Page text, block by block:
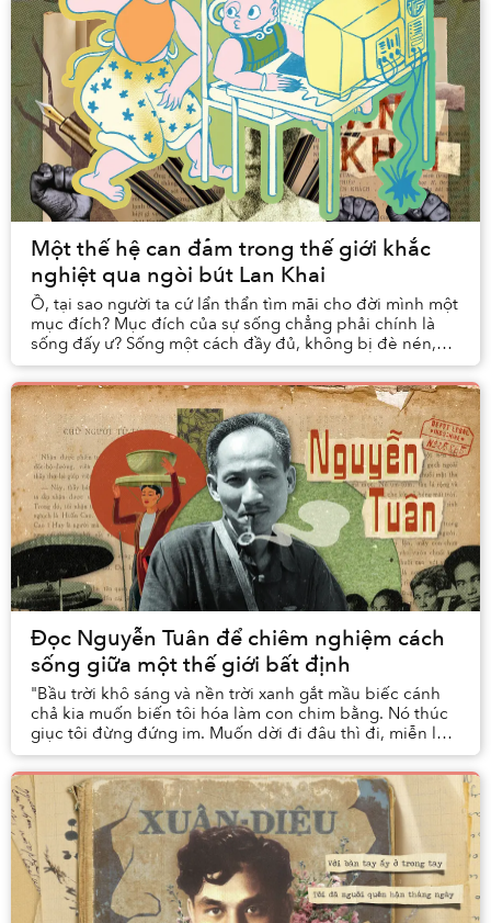
Một thế hệ can đảm trong thế giới khắc
nghiệt qua ngòi bút Lan Khai
Ồ, tại sao người ta cứ lẩn thẩn tìm mãi cho đời mình một
mục đích? Mục đích của sự sống chẳng phải chính là
sống đấy ư? Sống một cách đầy đủ, không bị đè nén,
không bị trói buộc, không bị ép uổng dùng...
Đọc Nguyễn Tuân để chiêm nghiệm cách
sống giữa một thế giới bất định
"Bầu trời khô sáng và nền trời xanh gắt mầu biếc cánh
chả kia muốn biến tôi hóa làm con chim bằng. Nó thúc
giục tôi đừng đứng im. Muốn dời đi đâu thì đi, miễn là
đừng ở mãi chốn này. Phải thay đổi."